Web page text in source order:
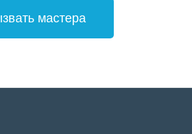
мастера